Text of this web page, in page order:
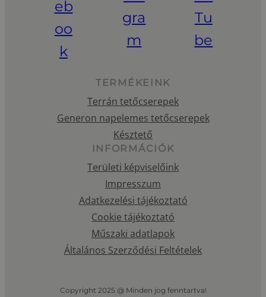
TERMÉKEINK
Terrán tetőcserepek
Generon napelemes tetőcserepek
Késztető
INFORMÁCIÓK
Területi képviselőink
Impresszum
Adatkezelési tájékoztató
Cookie tájékoztató
Műszaki adatlapok
Általános Szerződési Feltételek
Copyright 2025 @ Minden jog fenntartva!